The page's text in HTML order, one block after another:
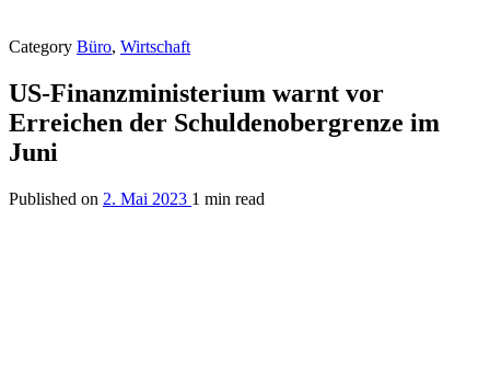
Category Büro, Wirtschaft
US-Finanzministerium warnt vor
Erreichen der Schuldenobergrenze im
Juni
Published on 2. Mai 2023 1 min read